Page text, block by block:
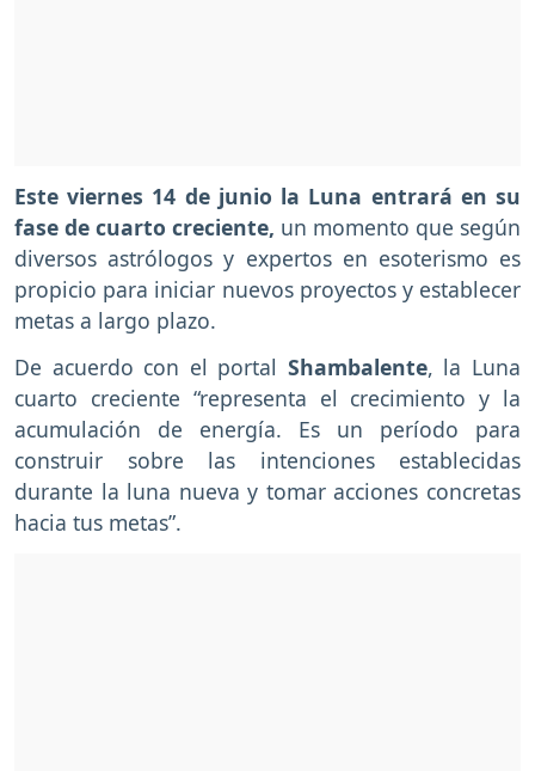
Este viernes 14 de junio la Luna entrará en su
fase de cuarto creciente, un momento que según
diversos astrólogos y expertos en esoterismo es
propicio para iniciar nuevos proyectos y establecer
metas a largo plazo.
De acuerdo con el portal Shambalente, la Luna
cuarto creciente “representa el crecimiento y la
acumulación de energía. Es un período para
construir sobre las intenciones establecidas
durante la luna nueva y tomar acciones concretas
hacia tus metas”.